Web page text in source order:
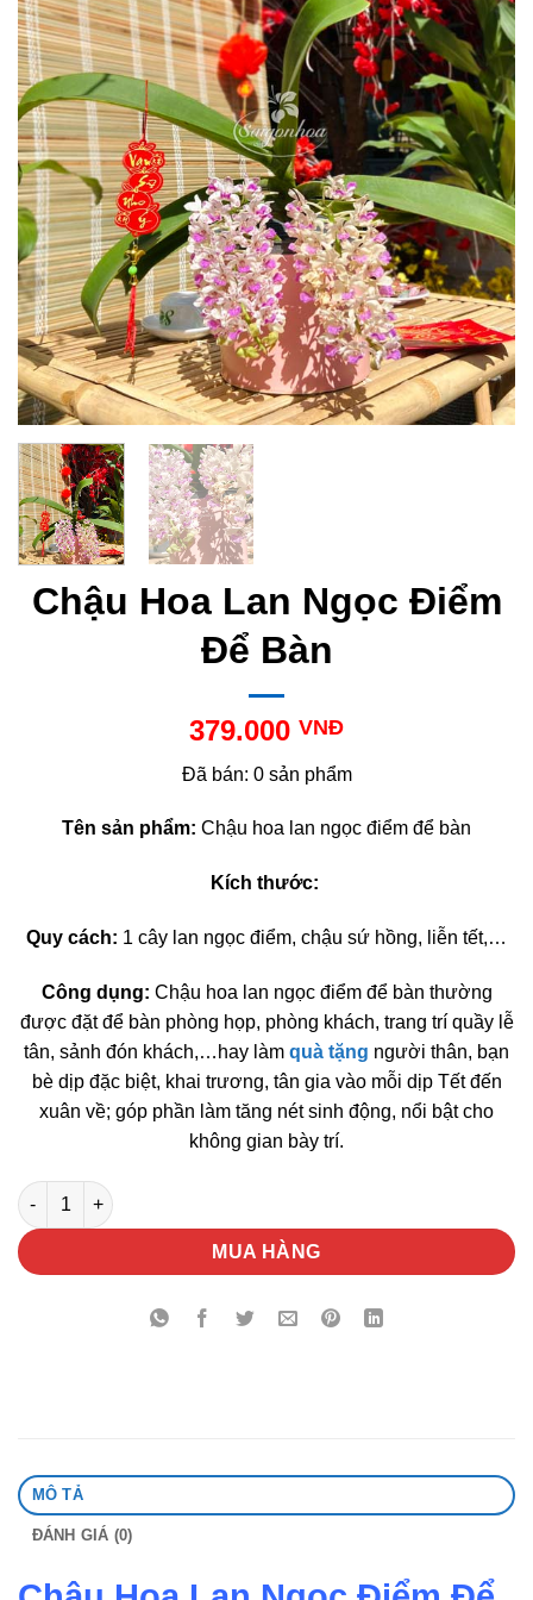
Chậu Hoa Lan Ngọc Điểm
Để Bàn
379.000 VNĐ
Đã bán: 0 sản phẩm
Tên sản phẩm: Chậu hoa lan ngọc điểm để bàn
Kích thước:
Quy cách: 1 cây lan ngọc điểm, chậu sứ hồng, liễn tết,…
Công dụng: Chậu hoa lan ngọc điểm để bàn thường
được đặt để bàn phòng họp, phòng khách, trang trí quầy lễ
tân, sảnh đón khách,…hay làm quà tặng người thân, bạn
bè dịp đặc biệt, khai trương, tân gia vào mỗi dịp Tết đến
xuân về; góp phần làm tăng nét sinh động, nổi bật cho
không gian bày trí.
Chậu Hoa Lan Ngọc Điểm Để Bàn số lượng
MUA HÀNG
MÔ TẢ
ĐÁNH GIÁ (0)